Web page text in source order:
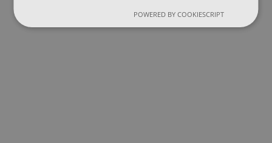
POWERED BY COOKIESCRIPT